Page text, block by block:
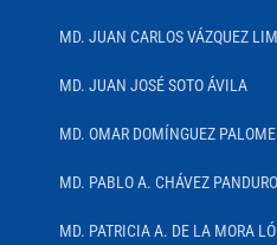
MD. JUAN CARLOS VÁZQUEZ
MD. JUAN JOSÉ SOTO ÁVILA
MD. OMAR DOMÍNGUEZ
MD. PABLO A. CHÁVEZ PANDURO
MD. PATRICIA A. DE LA MORA